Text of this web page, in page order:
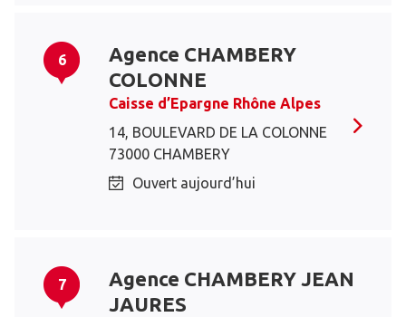
6
Agence CHAMBERY
COLONNE
Caisse d’Epargne Rhône Alpes
14, BOULEVARD DE LA COLONNE
73000 CHAMBERY
Ouvert aujourd’hui
7
Agence CHAMBERY JEAN
JAURES